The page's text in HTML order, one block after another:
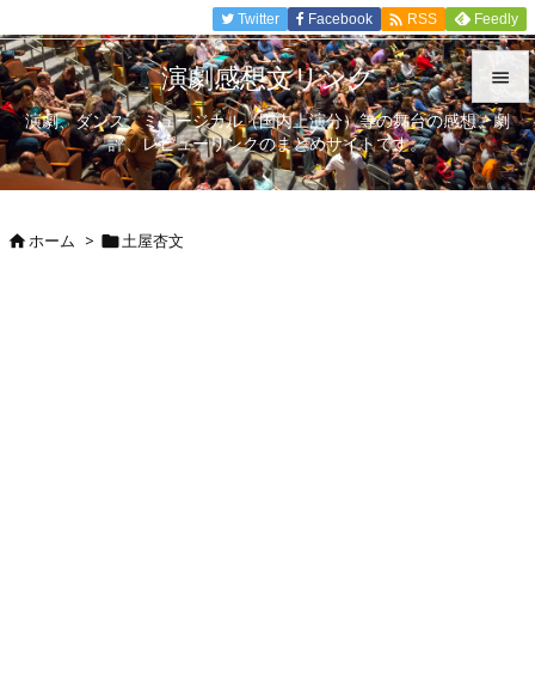


メニュ

Twitter Facebook  RSS Feedly
演劇感想文リンク
演劇、ダンス、ミュージカル（国内上演分）等の舞台の感想、劇
評、レビューリンクのまとめサイトです。
ホーム > 土屋杏文